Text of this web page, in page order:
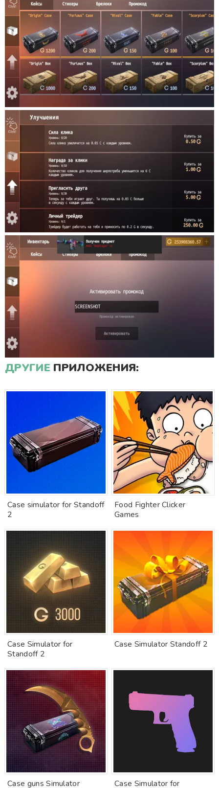
ДРУГИЕ ПРИЛОЖЕНИЯ:
Case simulator for Standoff
2
Food Fighter Clicker
Games
Case Simulator for
Standoff 2
Case Simulator Standoff 2
Case guns Simulator Case Simulator for